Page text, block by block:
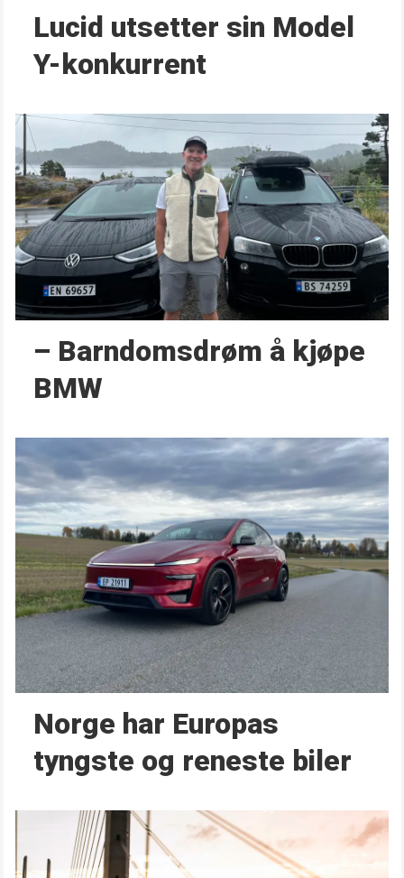
Lucid utsetter sin Model
Y-konkurrent
– Barndoms­drøm å kjøpe
BMW
Norge har Europas
tyngste og reneste biler